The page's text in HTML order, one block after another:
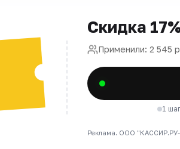
Скидка
Применили: 2 545
1
Реклама. ООО